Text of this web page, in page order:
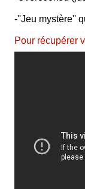
-''Jeu mystère''
Pour récupérer